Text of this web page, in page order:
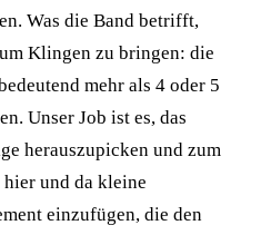
Was die Band betrifft,
Klingen zu bringen: die
mehr als 4 oder 5
Unser Job ist es, das
herauszupicken und zum
und da kleine
einzufügen, die den